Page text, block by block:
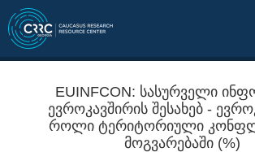
EUINFCON: სასურველი
ევროკავშირის შესახებ -
როლი ტერიტორიული
მოგვარებაში (%)